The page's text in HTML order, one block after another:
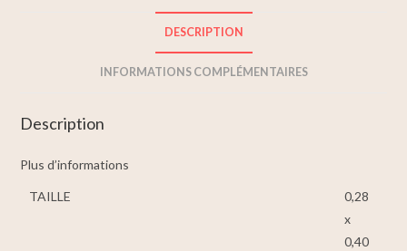
DESCRIPTION
INFORMATIONS COMPLÉMENTAIRES
Description
Plus d’informations
TAILLE
0,28
x
0,40